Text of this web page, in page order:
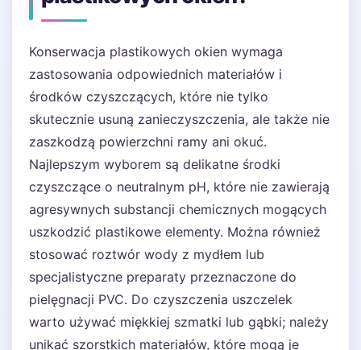
Konserwacja plastikowych okien wymaga
zastosowania odpowiednich materiałów i
środków czyszczących, które nie tylko
skutecznie usuną zanieczyszczenia, ale także nie
zaszkodzą powierzchni ramy ani okuć.
Najlepszym wyborem są delikatne środki
czyszczące o neutralnym pH, które nie zawierają
agresywnych substancji chemicznych mogących
uszkodzić plastikowe elementy. Można również
stosować roztwór wody z mydłem lub
specjalistyczne preparaty przeznaczone do
pielęgnacji PVC. Do czyszczenia uszczelek
warto używać miękkiej szmatki lub gąbki; należy
unikać szorstkich materiałów, które mogą je